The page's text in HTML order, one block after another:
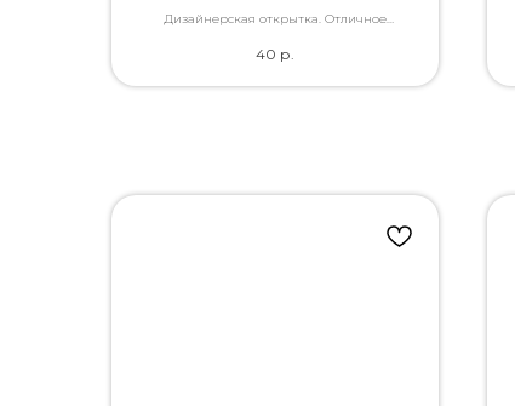
Дизайнерская открытка. Отличное
Вы так хотели сказать.
40 р.